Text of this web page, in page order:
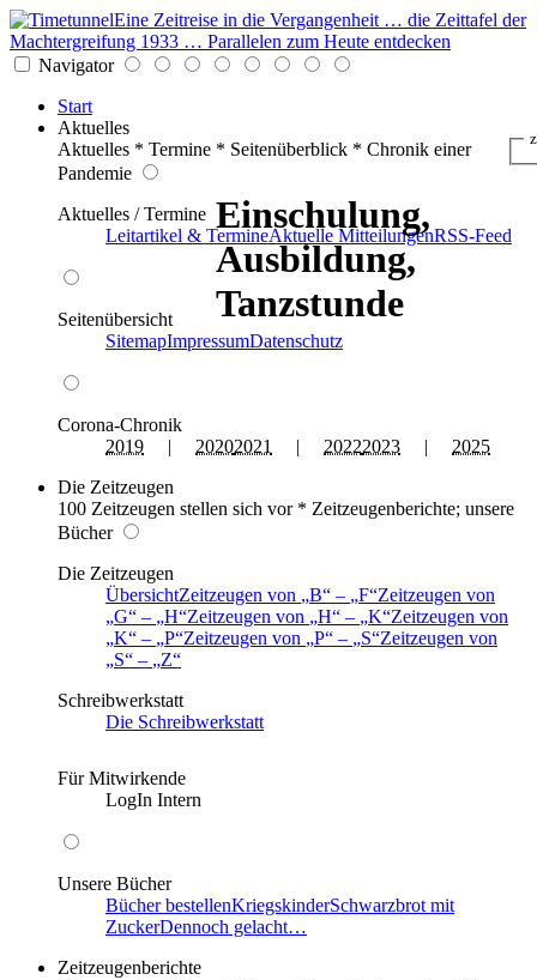
Eine Zeitreise in die Vergangenheit … die Zeittafel der
Machtergreifung 1933 … Parallelen zum Heute entdecken
Navigator
Start
Aktuelles
Aktuelles * Termine * Seitenüberblick * Chronik einer
Pandemie
Aktuelles / Termine
Leitartikel & TermineAktuelle MitteilungenRSS-Feed
Seitenübersicht
SitemapImpressumDatenschutz
Corona-Chronik
2019 | 20202021 | 20222023 | 2025
Die Zeitzeugen
100 Zeitzeugen stellen sich vor * Zeitzeugenberichte; unsere
Bücher
Die Zeitzeugen
ÜbersichtZeitzeugen von B – F Zeitzeugen von
G
– H Zeitzeugen von H – K Zeitzeugen von
K
– P Zeitzeugen von P – S Zeitzeugen von
S
–
Z
Schreibwerkstatt
Die Schreibwerkstatt
Für Mitwirkende
LogIn Intern
Unsere Bücher
Bücher bestellenKriegskinderSchwarzbrot mit
ZuckerDennoch gelacht…
Zeitzeugenberichte
Einschulung,
Ausbildung,
Tanzstunde